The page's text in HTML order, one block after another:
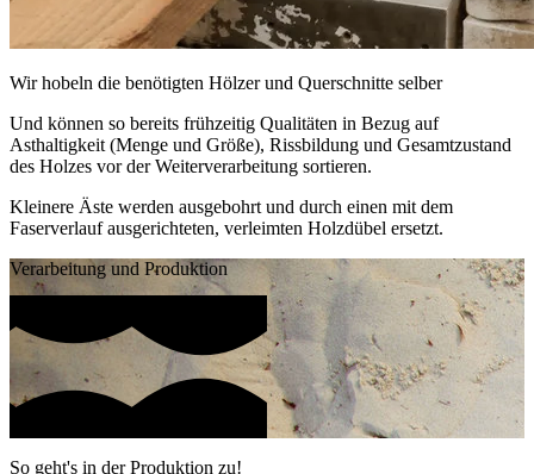
Wir hobeln die benötigten Hölzer und Querschnitte selber
Und können so bereits frühzeitig Qualitäten in Bezug auf
Asthaltigkeit (Menge und Größe), Rissbildung und Gesamtzustand
des Holzes vor der Weiterverarbeitung sortieren.
Kleinere Äste werden ausgebohrt und durch einen mit dem
Faserverlauf ausgerichteten, verleimten Holzdübel ersetzt.
Verarbeitung und Produktion
So geht's in der Produktion zu!